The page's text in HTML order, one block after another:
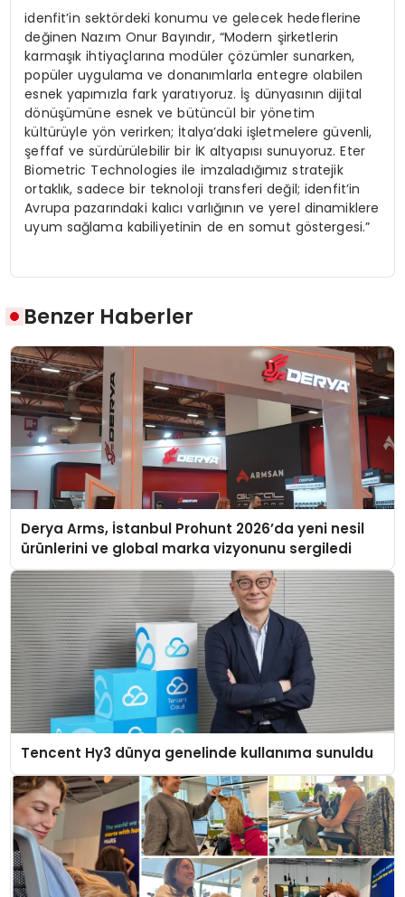
idenfit’in sektördeki konumu ve gelecek hedeflerine
değinen Nazım Onur Bayındır, “Modern şirketlerin
karmaşık ihtiyaçlarına modüler çözümler sunarken,
popüler uygulama ve donanımlarla entegre olabilen
esnek yapımızla fark yaratıyoruz. İş dünyasının dijital
dönüşümüne esnek ve bütüncül bir yönetim
kültürüyle yön verirken; İtalya’daki işletmelere güvenli,
şeffaf ve sürdürülebilir bir İK altyapısı sunuyoruz. Eter
Biometric Technologies ile imzaladığımız stratejik
ortaklık, sadece bir teknoloji transferi değil; idenfit’in
Avrupa pazarındaki kalıcı varlığının ve yerel dinamiklere
uyum sağlama kabiliyetinin de en somut göstergesi.”
Benzer Haberler
Derya Arms, İstanbul Prohunt 2026’da yeni nesil
ürünlerini ve global marka vizyonunu sergiledi
Tencent Hy3 dünya genelinde kullanıma sunuldu